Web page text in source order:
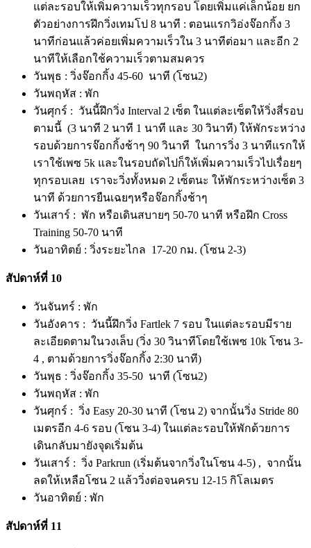
แต่ละรอบให้เพิ่มความเร็วทุกรอบ โดยเพิ่มแค่เล็กน้อย ยก
ตัวอย่างการฝึกวิ่งเทมโป 8 นาที : ตอนแรกวิอ่งจ๊อกกิ้ง 3
นาทีก่อนแล้วค่อยเพิ่มความเร็วใน 3 นาทีต่อมา และอีก 2
นาทีให้เลือกใช้ความเร็วตามสมควร
วันพุธ : วิ่งจ๊อกกิ้ง 45-60 นาที (โซน2)
วันพฤหัส : พัก
วันศุกร์ : วันนี้ฝึกวิ่ง Interval 2 เซ็ต ในแต่ละเซ็ตให้วิ่งสี่รอบ
ตามนี้ (3 นาที 2 นาที 1 นาที และ 30 วินาที) ให้พักระหว่าง
รอบด้วยการจ๊อกกิ้งช้าๆ 90 วินาที ในการวิ่ง 3 นาทีแรกให้
เราใช้เพซ 5k และในรอบถัดไปก็ให้เพิ่มความเร็วไปเรื่อยๆ
ทุกรอบเลย เราจะวิ่งทั้งหมด 2 เซ็ตนะ ให้พักระหว่างเซ็ต 3
นาที ด้วยการยืนเฉยๆหรือจ๊อกกิ้งช้าๆ
วันเสาร์ : พัก หรือเดินสบายๆ 50-70 นาที หรือฝึก Cross
Training 50-70 นาที
วันอาทิตย์ : วิ่งระยะไกล 17-20 กม. (โซน 2-3)
สัปดาห์ที่ 10
วันจันทร์ : พัก
วันอังคาร : วันนี้ฝึกวิ่ง Fartlek 7 รอบ ในแต่ละรอบมีราย
ละเอียดตามในวงเล็บ (วิ่ง 30 วินาทีโดยใช้เพซ 10k โซน 3-
4 , ตามด้วยการวิ่งจ๊อกกิ้ง 2:30 นาที)
วันพุธ : วิ่งจ๊อกกิ้ง 35-50 นาที (โซน2)
วันพฤหัส : พัก
วันศุกร์ : วิ่ง Easy 20-30 นาที (โซน 2) จากนั้นวิ่ง Stride 80
เมตรอีก 4-6 รอบ (โซน 3-4) ในแต่ละรอบให้พักด้วยการ
เดินกลับมายังจุดเริ่มต้น
วันเสาร์ : วิ่ง Parkrun (เริ่มต้นจากวิ่งในโซน 4-5) , จากนั้น
ลดให้เหลือโซน 2 แล้ววิ่งต่อจนครบ 12-15 กิโลเมตร
วันอาทิตย์ : พัก
สัปดาห์ที่ 11